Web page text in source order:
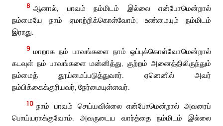
8 ஆனால், பாவம் நம்மிடம் இல்லை என்போமென்றால்
நம்மையே நாம் ஏமாற்றிக்கொள்வோம்; உண்மையும் நம்மிடம்
இராது.
9 மாறாக நம் பாவங்களை நாம் ஒப்புக்கொள்வோமென்றால்
கடவுள் நம் பாவங்களை மன்னித்து, குற்றம் அனைத்திலிருந்தும்
நம்மைத் தூய்மைப்படுத்துவார். ஏனெனில் அவர்
நம்பிக்கைக்குரியவர், நேர்மையுள்ளவர்.
10 நாம் பாவம் செய்யவில்லை என்போமென்றால் அவரைப்
பொய்யராக்குவோம். அவருடைய வார்த்தை நம்மிடம் இல்லை